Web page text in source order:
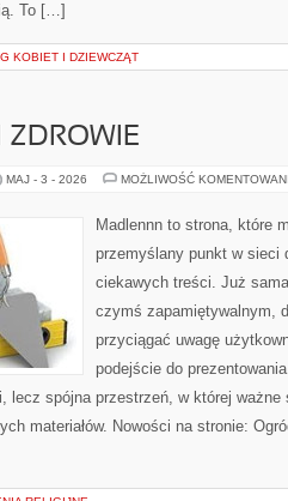
To […]
KOBIET I DZIEWCZĄT
ZDROWIE
MAJ - 3 - 2026 MOŻLIWOŚĆ
Madlennn to strona, które
przemyślany punkt w sieci
ciekawych treści. Już
czymś zapamiętywalnym,
przyciągać uwagę
podejście do
lecz spójna przestrzeń, w której ważne
materiałów. Nowości na stronie: